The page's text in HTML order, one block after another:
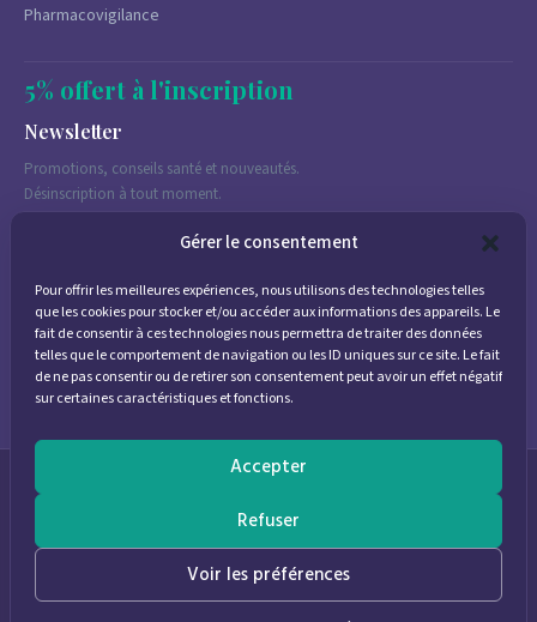
Gérer le consentement
Pour offrir les meilleures expériences, nous utilisons des technologies telles
que les cookies pour stocker et/ou accéder aux informations des appareils. Le
fait de consentir à ces technologies nous permettra de traiter des données
telles que le comportement de navigation ou les ID uniques sur ce site. Le fait
de ne pas consentir ou de retirer son consentement peut avoir un effet négatif
sur certaines caractéristiques et fonctions.
Accepter
Refuser
Voir les préférences
Pharmacovigilance
5% offert à l'inscription
Newsletter
Promotions, conseils santé et nouveautés.
Désinscription à tout moment.
J'accepte de recevoir des emails marketing conformément à la
politique de confidentialité
Parapharmacie Provence — Pharmacie des Bastides